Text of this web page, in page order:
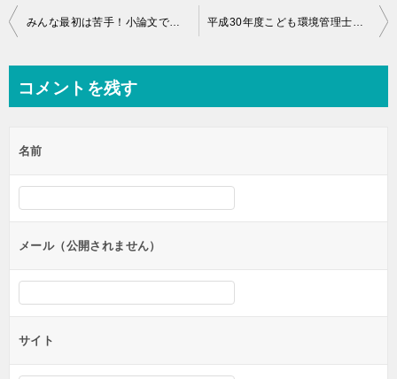
投
ビ
ー
シ
ン
コメントを残す
名前
メール（公開されません）
サイト